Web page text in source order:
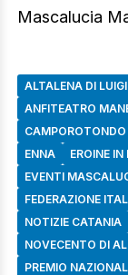
Mascalucia
ALTALENA DI
ANFITEATRO
CAMPOROTONDO
ENNA
EROINE
EVENTI
FEDERAZIONE
NOTIZIE CATANIA
NOVECENTO DI
PREMIO